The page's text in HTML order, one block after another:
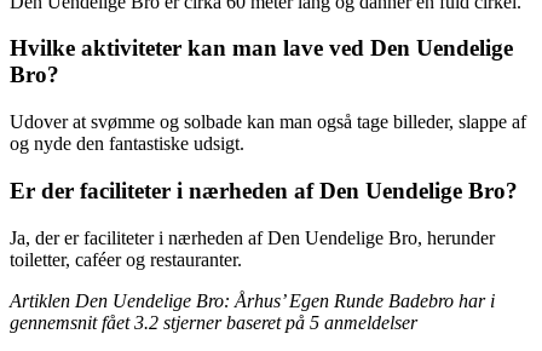
Hvilke aktiviteter kan man lave ved Den Uendelige
Bro?
Udover at svømme og solbade kan man også tage billeder, slappe af
og nyde den fantastiske udsigt.
Er der faciliteter i nærheden af Den Uendelige Bro?
Ja, der er faciliteter i nærheden af Den Uendelige Bro, herunder
toiletter, caféer og restauranter.
Artiklen Den Uendelige Bro: Århus’ Egen Runde Badebro har i
gennemsnit fået3.2 stjerner baseret på 5 anmeldelser